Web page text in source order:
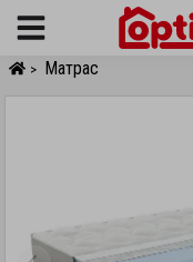
Menu
> Матрас